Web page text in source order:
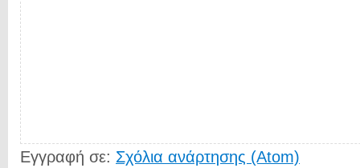
Εγγραφή σε: Σχόλια ανάρτησης (Atom)